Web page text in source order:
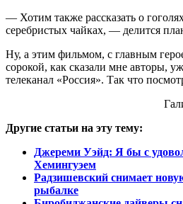
— Хотим также рассказать о
серебристых чайках, — делится
Ну, а этим фильмом, с главным
сорокой, как сказали мне авторы,
телеканал «Россия». Так что
Другие статьи на эту тему:
Джереми Уэйд: Я бы с
Хемингуэем
Радзишевский снимает
рыбалке